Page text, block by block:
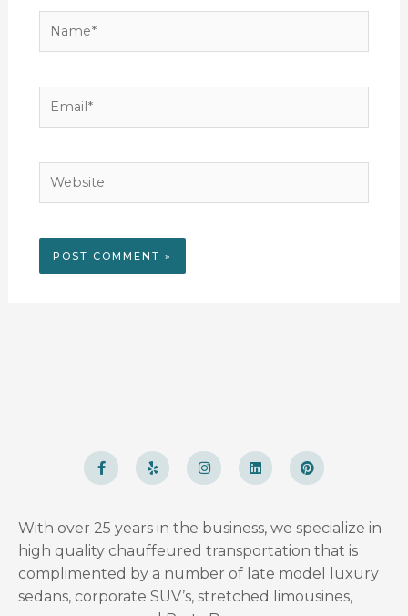
Name*
Email*
Website
F
a
c
e
o
k
-
f
Y
e
l
p
I
n
s
t
r
a
m
L
i
n
k
i
n
P
i
n
t
e
s
t
With over 25 years in the business, we specialize in
high quality chauffeured transportation that is
complimented by a number of late model luxury
sedans, corporate SUV’s, stretched limousines,